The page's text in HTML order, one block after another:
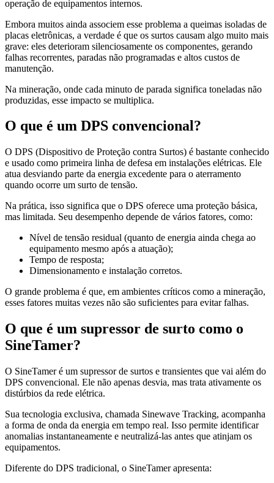
operação de equipamentos internos.
Embora muitos ainda associem esse problema a queimas isoladas de
placas eletrônicas, a verdade é que os surtos causam algo muito mais
grave: eles deterioram silenciosamente os componentes, gerando
falhas recorrentes, paradas não programadas e altos custos de
manutenção.
Na mineração, onde cada minuto de parada significa toneladas não
produzidas, esse impacto se multiplica.
O que é um DPS convencional?
O DPS (Dispositivo de Proteção contra Surtos) é bastante conhecido
e usado como primeira linha de defesa em instalações elétricas. Ele
atua desviando parte da energia excedente para o aterramento
quando ocorre um surto de tensão.
Na prática, isso significa que o DPS oferece uma proteção básica,
mas limitada. Seu desempenho depende de vários fatores, como:
Nível de tensão residual (quanto de energia ainda chega ao
equipamento mesmo após a atuação);
Tempo de resposta;
Dimensionamento e instalação corretos.
O grande problema é que, em ambientes críticos como a mineração,
esses fatores muitas vezes não são suficientes para evitar falhas.
O que é um supressor de surto como o
SineTamer?
O SineTamer é um supressor de surtos e transientes que vai além do
DPS convencional. Ele não apenas desvia, mas trata ativamente os
distúrbios da rede elétrica.
Sua tecnologia exclusiva, chamada Sinewave Tracking, acompanha
a forma de onda da energia em tempo real. Isso permite identificar
anomalias instantaneamente e neutralizá-las antes que atinjam os
equipamentos.
Diferente do DPS tradicional, o SineTamer apresenta: